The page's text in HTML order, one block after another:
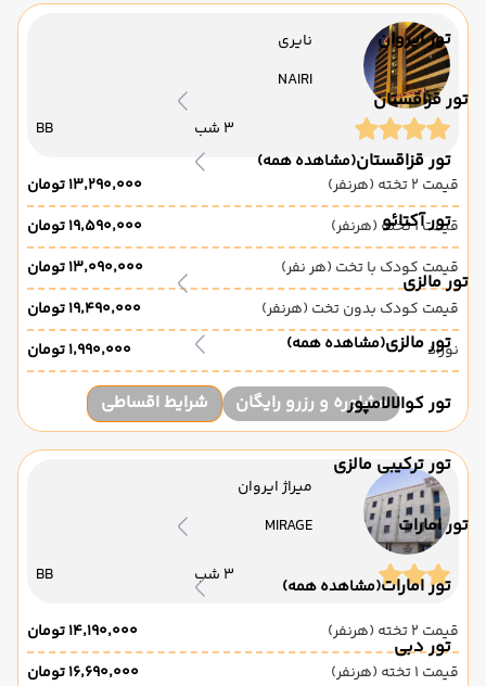
تور ایروان
تور قزاقستان
تور قزاقستان(مشاهده همه)
تور آکتائو
تور مالزی
تور مالزی(مشاهده همه)
تور کوالالامپور
تور ترکیبی مالزی
تور امارات
تور امارات(مشاهده همه)
تور دبی
نایری
NAIRI
3 شب BB
قیمت 2 تخته (هرنفر)
۱۳٬۲۹۰٬۰۰۰ تومان
قیمت 1 تخته (هرنفر)
۱۹٬۵۹۰٬۰۰۰ تومان
قیمت کودک با تخت (هر نفر)
۱۳٬۰۹۰٬۰۰۰ تومان
قیمت کودک بدون تخت (هرنفر)
۱۹٬۴۹۰٬۰۰۰ تومان
نوزاد
۱٬۹۹۰٬۰۰۰ تومان
مشاوره و رزرو رایگان شرایط اقساطی
میراژ ایروان
MIRAGE
3 شب BB
قیمت 2 تخته (هرنفر)
۱۴٬۱۹۰٬۰۰۰ تومان
قیمت 1 تخته (هرنفر)
۱۶٬۶۹۰٬۰۰۰ تومان